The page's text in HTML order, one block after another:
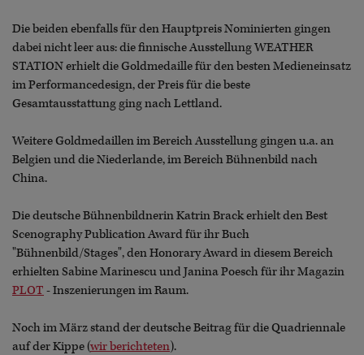
Die beiden ebenfalls für den Hauptpreis Nominierten gingen
dabei nicht leer aus: die finnische Ausstellung WEATHER
STATION erhielt die Goldmedaille für den besten Medieneinsatz
im Performancedesign, der Preis für die beste
Gesamtausstattung ging nach Lettland.
Weitere Goldmedaillen im Bereich Ausstellung gingen u.a. an
Belgien und die Niederlande, im Bereich Bühnenbild nach
China.
Die deutsche Bühnenbildnerin Katrin Brack erhielt den Best
Scenography Publication Award für ihr Buch
"Bühnenbild/Stages", den Honorary Award in diesem Bereich
erhielten Sabine Marinescu und Janina Poesch für ihr Magazin
PLOT - Inszenierungen im Raum.
Noch im März stand der deutsche Beitrag für die Quadriennale
auf der Kippe (wir berichteten).